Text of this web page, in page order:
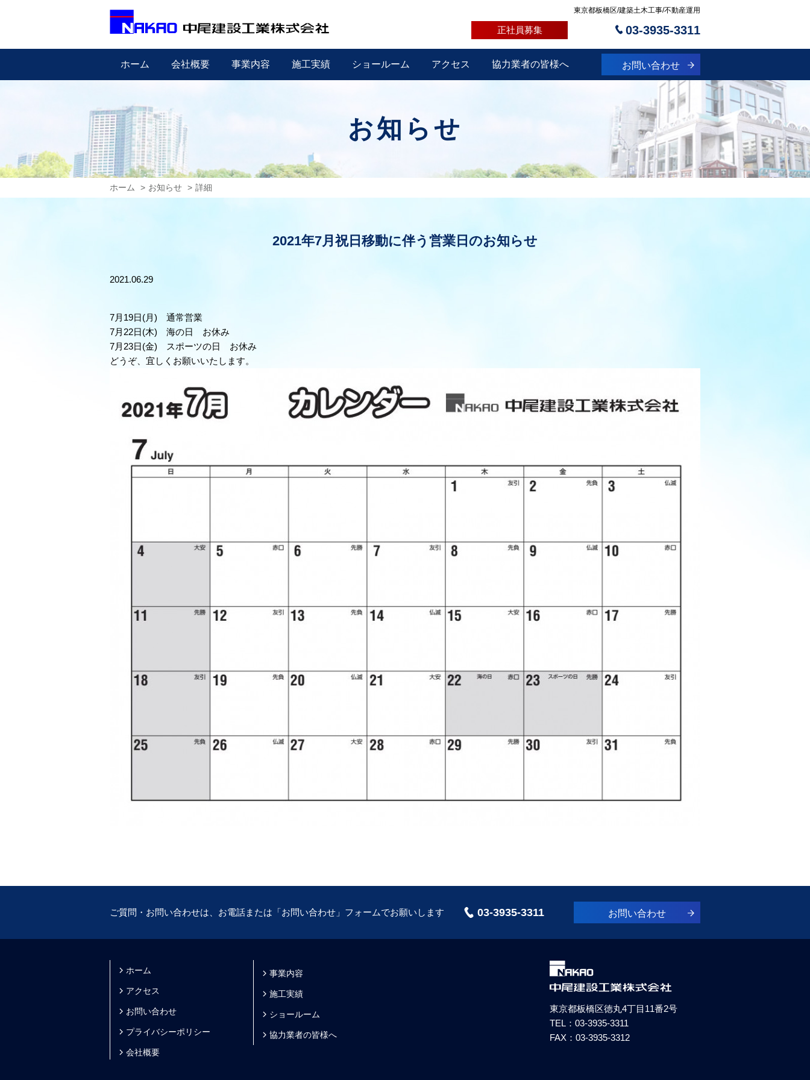
東京都板橋区/建築土木工事/不動産運用
正社員募集 03-3935-3311
ホーム 会社概要 事業内容 施工実績 ショールーム アクセス 協力業者の皆様へ お問い合わせ
お知らせ
ホーム お知らせ 詳細
2021年7月祝日移動に伴う営業日のお知らせ
2021.06.29
7月19日(月) 通常営業
7月22日(木) 海の日 お休み
7月23日(金) スポーツの日 お休み
どうぞ、宜しくお願いいたします。
ご質問・お問い合わせは、お電話または「お問い合わせ 」フォームでお願いします 03-3935-3311 お問い合わせ
ホーム
アクセス
お問い合わせ
プライバシーポリシー
会社概要
事業内容
施工実績
ショールーム
協力業者の皆様へ
東京都板橋区徳丸4丁目11番2号
TEL： 03-3935-3311
FAX：03-3935-3312